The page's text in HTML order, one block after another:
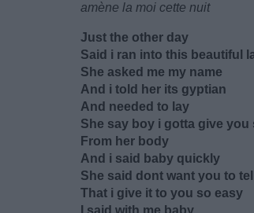
amène la moi cette nuit
Just the other day
Said i ran into this beautiful
She asked me my name
And i told her its gyptian
And needed to lay
She say boy i gotta give you
From her body
And i said baby quickly
She said dont want you to
That i give it to you so easy
I said with me baby